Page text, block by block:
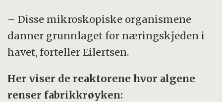
– Disse mikroskopiske organismene
danner grunnlaget for næringskjeden i
havet, forteller Eilertsen.
Her viser de reaktorene hvor algene
renser fabrikkrøyken: